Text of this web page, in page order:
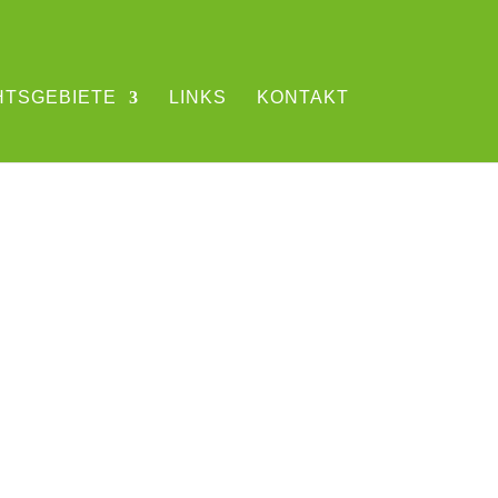
LINKS KONTAKT